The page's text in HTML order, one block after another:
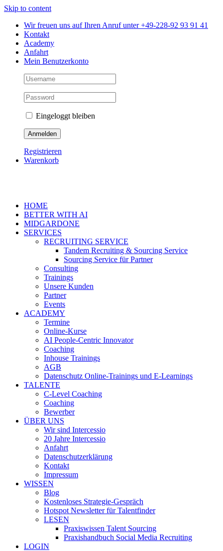
Skip to content
Wir freuen uns auf Ihren Anruf unter +49-228-92 93 91 41
Kontakt
Academy
Anfahrt
Mein Benutzerkonto
Eingeloggt bleiben
Registrieren
Warenkorb
HOME
BETTER WITH AI
MIDGARDONE
SERVICES
RECRUITING SERVICE
Tandem Recruiting & Sourcing Service
Sourcing Service für Partner
Consulting
Trainings
Unsere Kunden
Partner
Events
ACADEMY
Termine
Online-Kurse
AI People-Centric Innovator
Coaching
Inhouse Trainings
AGB
Datenschutz Online-Trainings und E-Learnings
TALENTE
C-Level Coaching
Coaching
Bewerber
ÜBER UNS
Wir sind Intercessio
20 Jahre Intercessio
Anfahrt
Datenschutzerklärung
Kontakt
Impressum
WISSEN
Blog
Kostenloses Strategie-Gespräch
Hotspot Newsletter für Talentfinder
LESEN
Praxiswissen Talent Sourcing
Praxishandbuch Social Media Recruiting
LOGIN